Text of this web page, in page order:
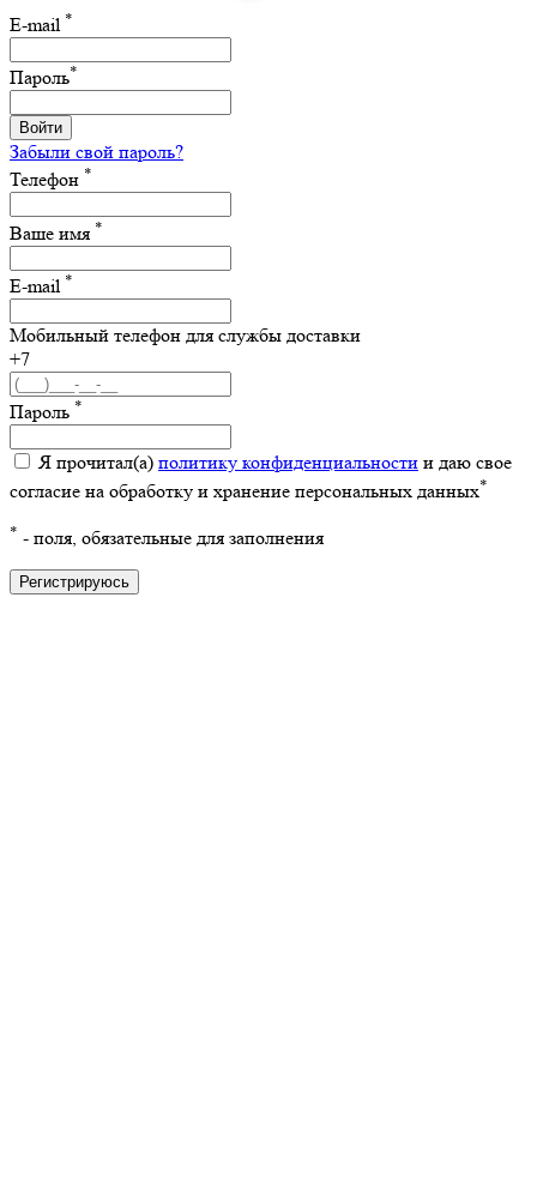
E-mail *
Пароль*
Войти
Забыли свой пароль?
Телефон *
Ваше имя *
E-mail *
Мобильный телефон для службы доставки
+7
Пароль *
Я прочитал(а) политику конфиденциальности и даю свое
согласие на обработку и хранение персональных данных*
* - поля, обязательные для заполнения
Регистрируюсь